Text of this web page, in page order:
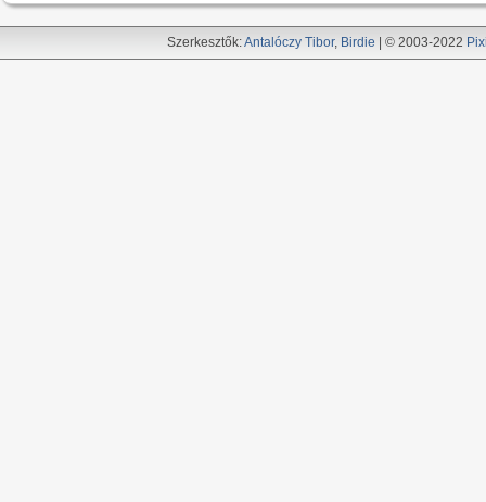
Szerkesztők:Antalóczy Tibor, Birdie | © 2003-2022